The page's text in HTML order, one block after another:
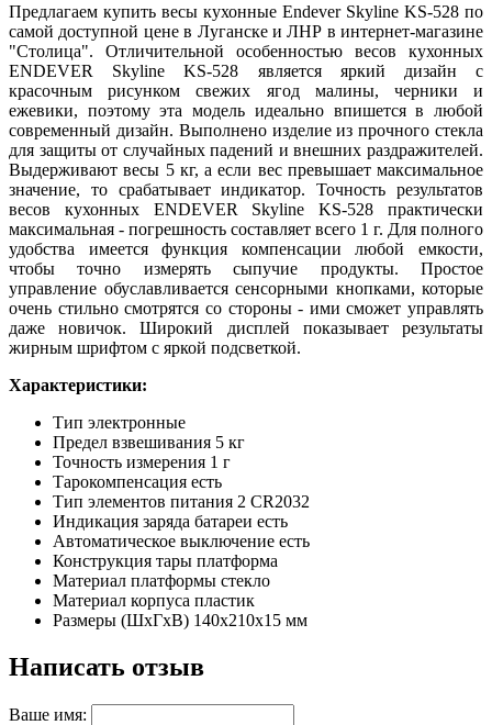
Предлагаем купить весы кухонные Endever Skyline KS-528 по
самой доступной цене в Луганске и ЛНР в интернет-магазине
"Столица". Отличительной особенностью весов кухонных
ENDEVER Skyline KS-528 является яркий дизайн с
красочным рисунком свежих ягод малины, черники и
ежевики, поэтому эта модель идеально впишется в любой
современный дизайн. Выполнено изделие из прочного стекла
для защиты от случайных падений и внешних раздражителей.
Выдерживают весы 5 кг, а если вес превышает максимальное
значение, то срабатывает индикатор. Точность результатов
весов кухонных ENDEVER Skyline KS-528 практически
максимальная - погрешность составляет всего 1 г. Для полного
удобства имеется функция компенсации любой емкости,
чтобы точно измерять сыпучие продукты. Простое
управление обуславливается сенсорными кнопками, которые
очень стильно смотрятся со стороны - ими сможет управлять
даже новичок. Широкий дисплей показывает результаты
жирным шрифтом с яркой подсветкой.
Характеристики:
Тип электронные
Предел взвешивания 5 кг
Точность измерения 1 г
Тарокомпенсация есть
Тип элементов питания 2 CR2032
Индикация заряда батареи есть
Автоматическое выключение есть
Конструкция тары платформа
Материал платформы стекло
Материал корпуса пластик
Размеры (ШxГxВ) 140x210x15 мм
Написать отзыв
Ваше имя: